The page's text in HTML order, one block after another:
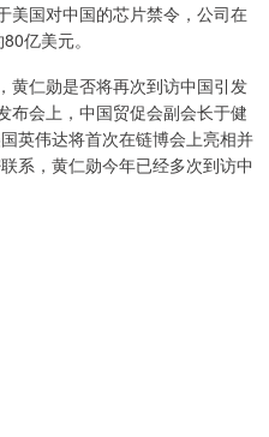
美国对中国的芯片禁令，公司在
亿美元。
黄仁勋是否将再次到访中国引发
布会上，中国贸促会副会长于健
英伟达将首次在链博会上亮相并
系，黄仁勋今年已经多次到访中